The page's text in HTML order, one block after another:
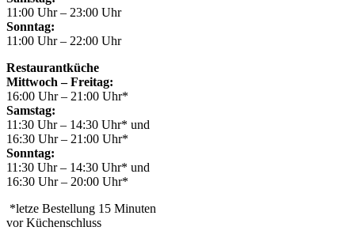
11:00 Uhr – 23:00 Uhr
Sonntag:
11:00 Uhr – 22:00 Uhr
Restaurantküche
Mittwoch – Freitag:
16:00 Uhr – 21:00 Uhr*
Samstag:
11:30 Uhr – 14:30 Uhr* und
16:30 Uhr – 21:00 Uhr*
Sonntag:
11:30 Uhr – 14:30 Uhr* und
16:30 Uhr – 20:00 Uhr*
*letze Bestellung 15 Minuten
vor Küchenschluss